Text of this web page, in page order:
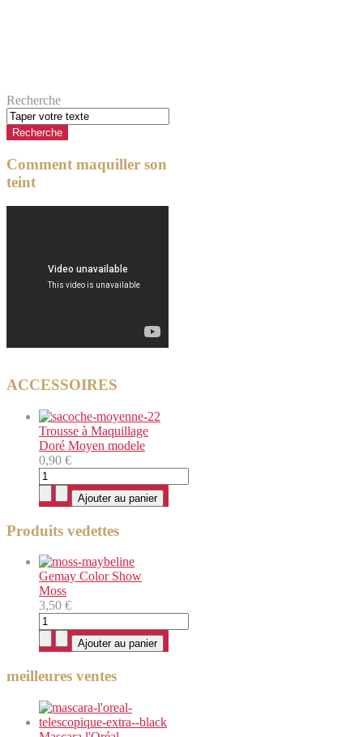
Recherche
Comment maquiller son
teint
ACCESSOIRES
Trousse à Maquillage
Doré Moyen modele
0,90 €
Produits vedettes
Gemay Color Show
Moss
3,50 €
meilleures ventes